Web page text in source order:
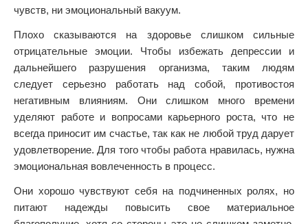
чувств, ни эмоциональный вакуум.
Плохо сказываются на здоровье слишком сильные
отрицательные эмоции. Чтобы избежать депрессии и
дальнейшего разрушения организма, таким людям
следует серьезно работать над собой, противостоя
негативным влияниям. Они слишком много времени
уделяют работе и вопросами карьерного роста, что не
всегда приносит им счастье, так как не любой труд дарует
удовлетворение. Для того чтобы работа нравилась, нужна
эмоциональная вовлеченность в процесс.
Они хорошо чувствуют себя на подчиненных ролях, но
питают надежды повысить свое материальное